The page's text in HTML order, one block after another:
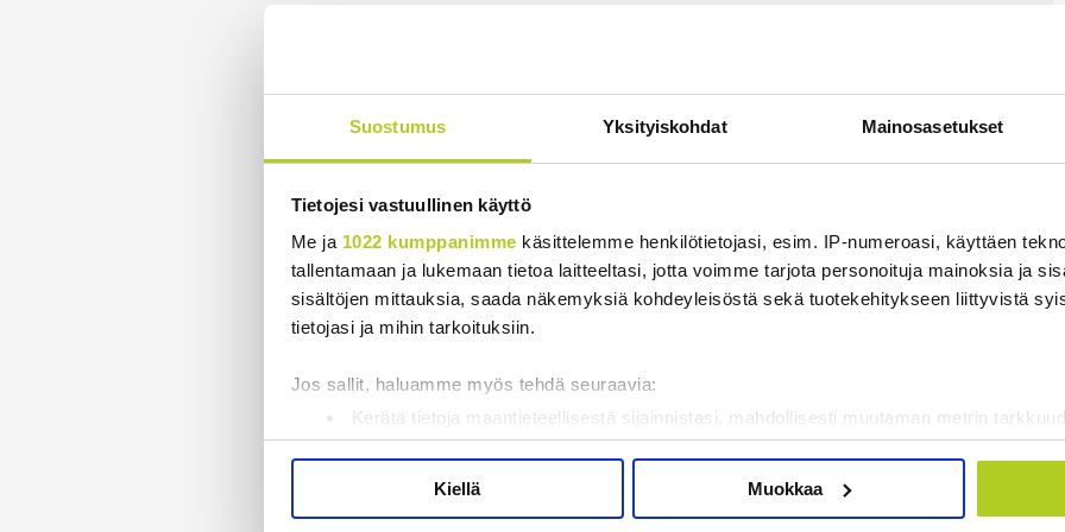
Suostumus Yksityiskohdat Mainosasetukset
Tietojesi vastuullinen käyttö
Me ja 1022 kumppanimme käsittelemme henkilötietojasi, esim. IP-numeroasi, käyttäen
tallentamaan ja lukemaan tietoa laitteeltasi, jotta voimme tarjota personoituja mainoksia ja
sisältöjen mittauksia, saada näkemyksiä kohdeyleisöstä sekä tuotekehitykseen liittyvistä
tietojasi ja mihin tarkoituksiin.
Jos sallit, haluamme myös tehdä seuraavia:
Kerätä tietoja maantieteellisestä sijainnistasi, mahdollisesti muutaman metrin
Tunnistaa laitteesi skannaamalla sen ominaispiirteitä aktiivisesti (sormenjäljen
Lue lisää siitä, miten henkilötietojasi käsitellään ja miten voit määrittää asetuksesi
Kiellä Muokkaa